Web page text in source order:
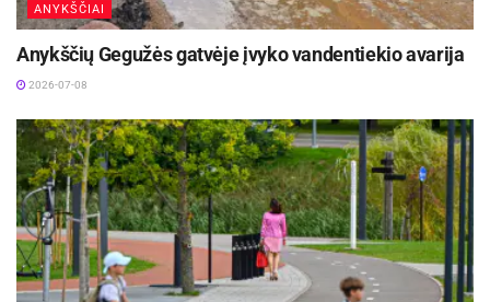
ANYKŠČIAI
Anykščių Gegužės gatvėje įvyko vandentiekio avarija
2026-07-08